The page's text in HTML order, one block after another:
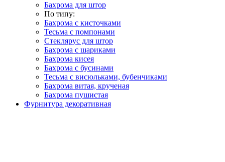
Бахрома для штор
По типу:
Бахрома с кисточками
Тесьма с помпонами
Стеклярус для штор
Бахрома с шариками
Бахрома кисея
Бахрома с бусинами
Тесьма с висюльками, бубенчиками
Бахрома витая, крученая
Бахрома пушистая
Фурнитура декоративная